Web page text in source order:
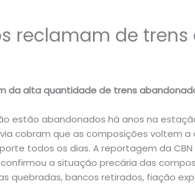
reclamam de trens
da alta quantidade de trens
estão abandonados há anos na
cobram que as composições voltem
todos os dias. A reportagem da
confirmou a situação precária das
quebradas, bancos retirados, fiação